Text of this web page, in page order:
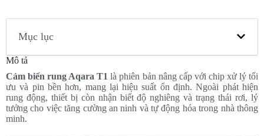
Mục lục
Mô tả
Cảm biến rung Aqara T1 là phiên bản nâng cấp với chip xử lý tối
ưu và pin bền hơn, mang lại hiệu suất ổn định. Ngoài phát hiện
rung động, thiết bị còn nhận biết độ nghiêng và trạng thái rơi, lý
tưởng cho việc tăng cường an ninh và tự động hóa trong nhà thông
minh.